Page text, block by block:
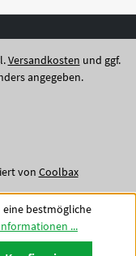
Versandkosten und ggf.
angegeben.
von Coolbax
eine bestmögliche
...